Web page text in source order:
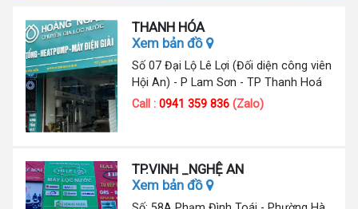
THANH HÓA
Xem bản đồ
Số 07 Đại Lộ Lê Lợi (Đối diện công viên
Hội An) - P Lam Sơn - TP Thanh Hoá
Call :0941 359 836 (Zalo)
TP.VINH _NGHỆ AN
Xem bản đồ